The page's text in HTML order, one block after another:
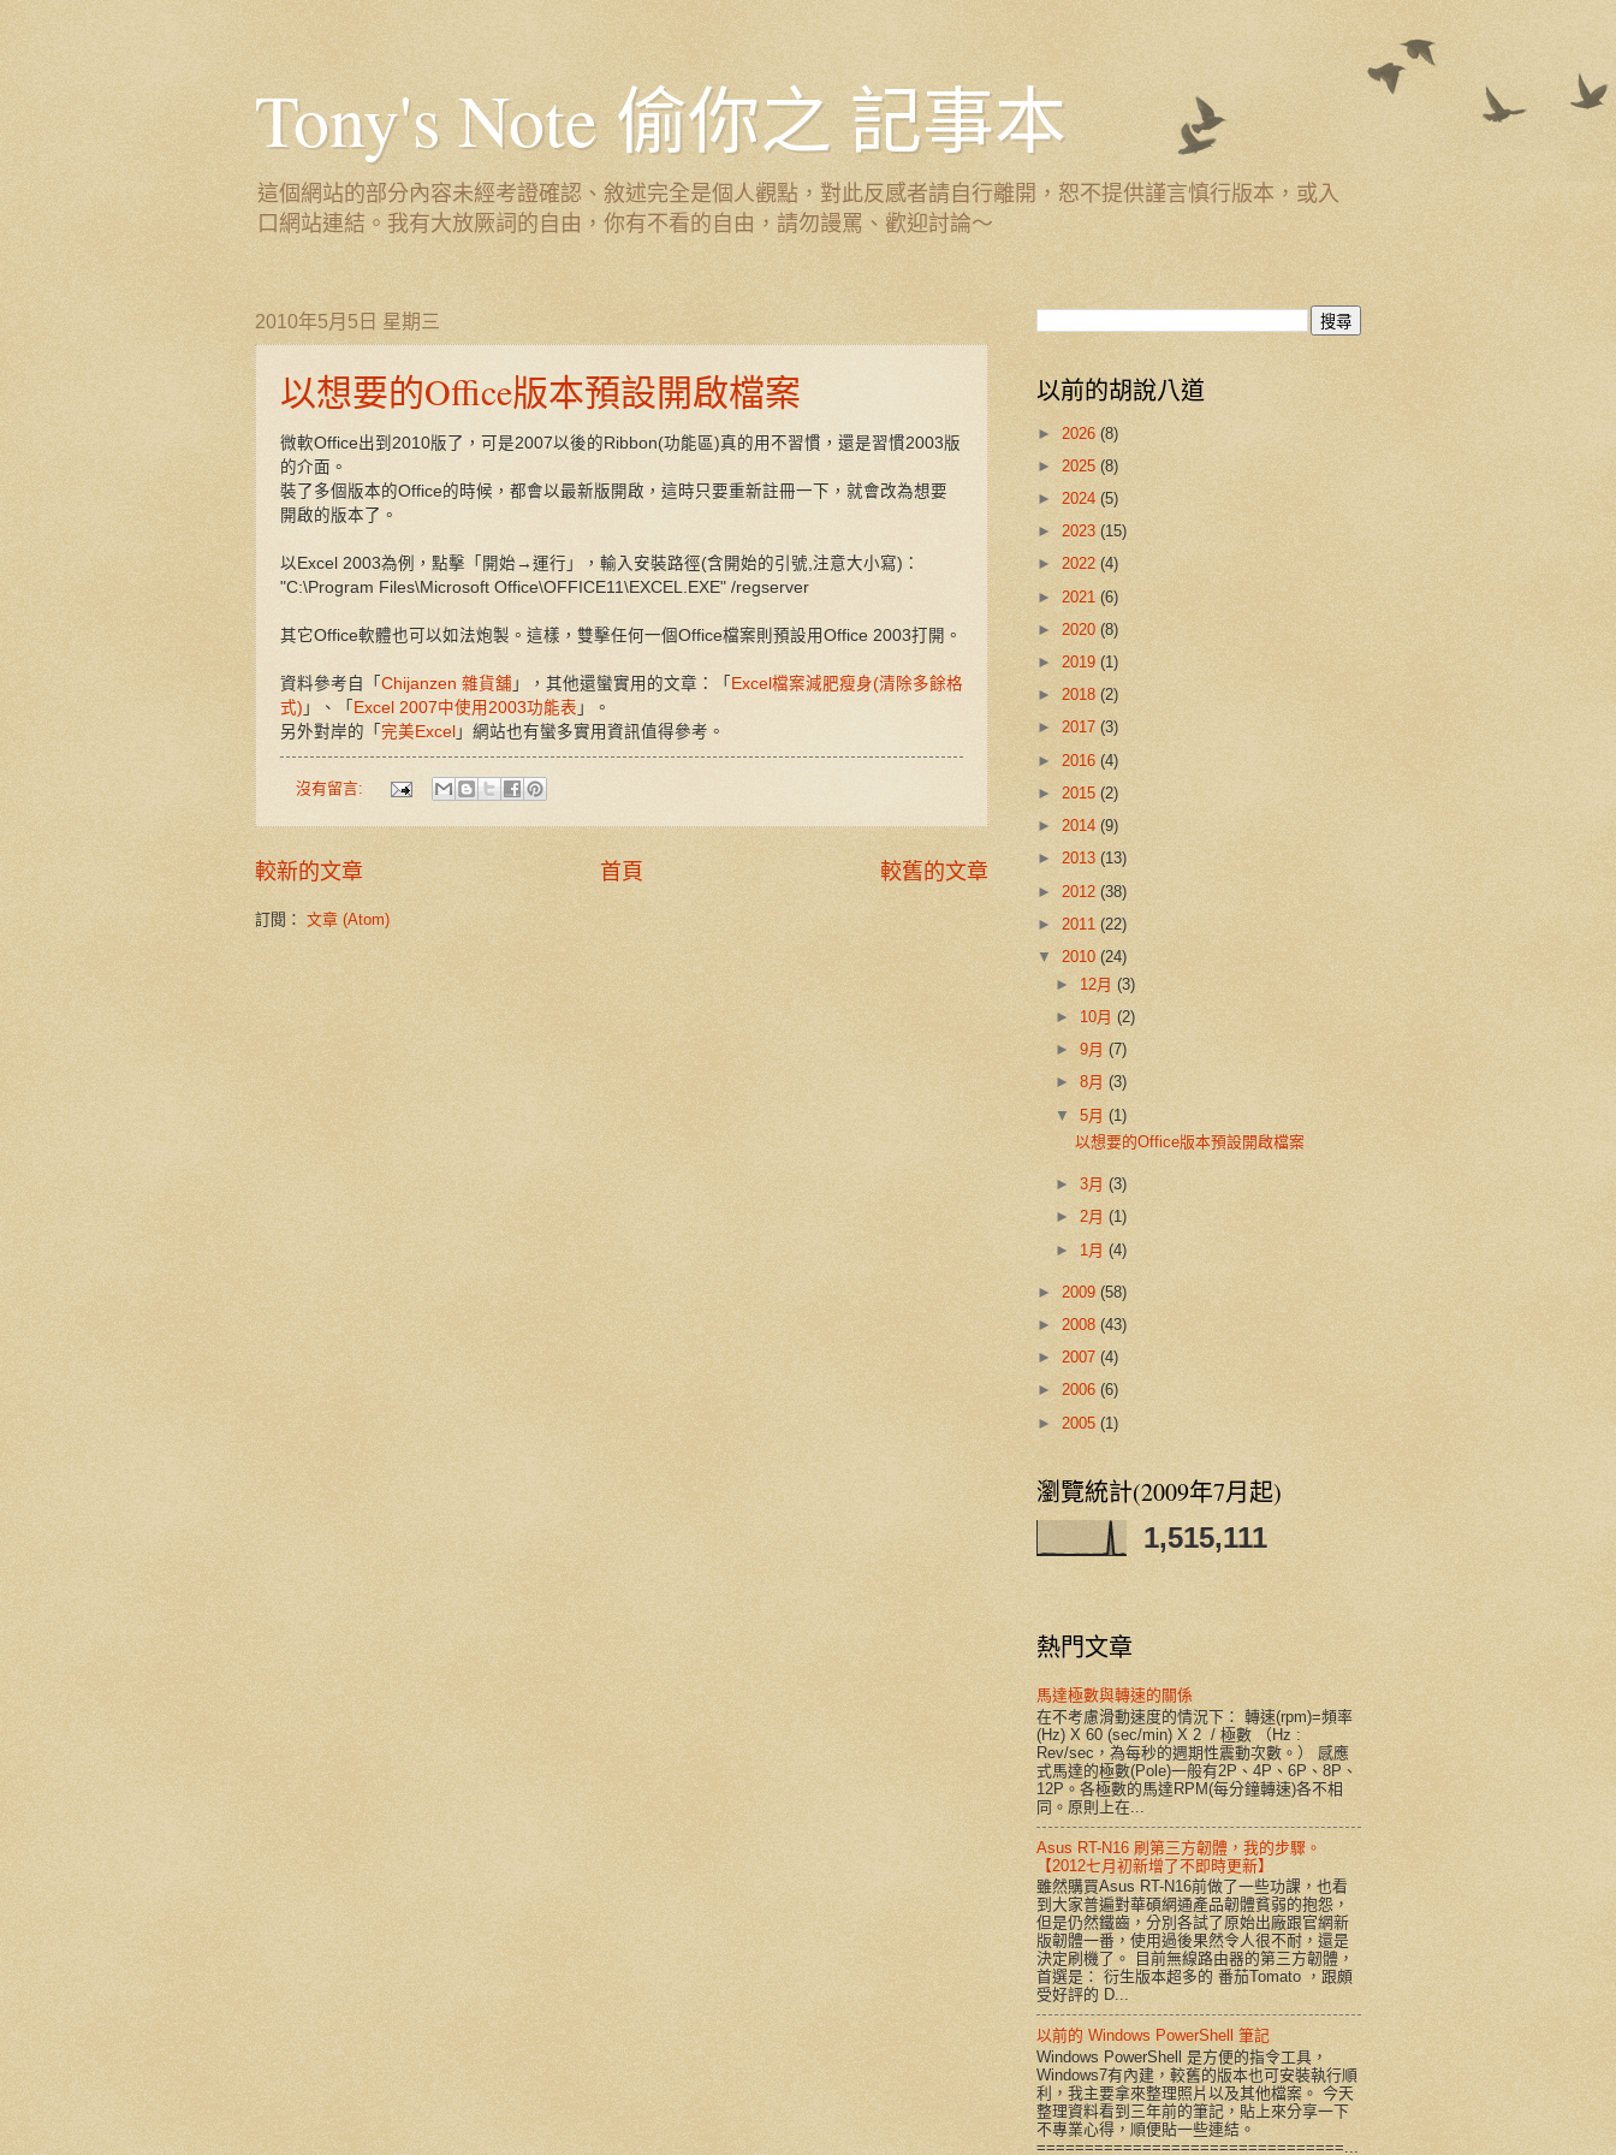
Tony's Note 偷你之 記事本
這個網站的部分內容未經考證確認、敘述完全是個人觀點，對此反感者請自行離開，恕不提供謹言慎行版本，或入
口網站連結。我有大放厥詞的自由，你有不看的自由，請勿謾罵、歡迎討論～
2010年5月5日 星期三
以想要的Office版本預設開啟檔案
微軟Office出到2010版了，可是2007以後的Ribbon(功能區)真的用不習慣，還是習慣2003版
的介面。
裝了多個版本的Office的時候，都會以最新版開啟，這時只要重新註冊一下，就會改為想要
開啟的版本了。
以Excel 2003為例，點擊「開始→運行」，輸入安裝路徑(含開始的引號,注意大小寫)：
"C:\Program Files\Microsoft Office\OFFICE11\EXCEL.EXE" /regserver
其它Office軟體也可以如法炮製。這樣，雙擊任何一個Office檔案則預設用Office 2003打開。
資料參考自「 Chijanzen 雜貨舖 」，其他還蠻實用的文章：「 Excel檔案減肥瘦身(清除多餘格
式) 」、「 Excel 2007中使用2003功能表 」。
另外對岸的「 完美Excel 」網站也有蠻多實用資訊值得參考。
沒有留言:
較新的文章 較舊的文章
首頁
訂閱： 文章 (Atom)
以前的胡說八道
► 2026 (8)
► 2025 (8)
► 2024 (5)
► 2023 (15)
► 2022 (4)
► 2021 (6)
► 2020 (8)
► 2019 (1)
► 2018 (2)
► 2017 (3)
► 2016 (4)
► 2015 (2)
► 2014 (9)
► 2013 (13)
► 2012 (38)
► 2011 (22)
▼ 2010 (24)
► 12月(3)
► 10月(2)
►9月(7)
►8月(3)
▼5月(1)
以想要的Office版本預設開啟檔案
►3月(3)
►2月(1)
► 1月(4)
► 2009 (58)
► 2008 (43)
► 2007 (4)
► 2006 (6)
► 2005 (1)
瀏覽統計(2009年7月起)
1,515,111
熱門文章
馬達極數與轉速的關係
在不考慮滑動速度的情況下： 轉速(rpm)=頻率
(Hz) X 60 (sec/min) X 2 / 極數 （Hz :
Rev/sec，為每秒的週期性震動次數。） 感應
式馬達的極數(Pole)一般有2P、4P、6P、8P、
12P。各極數的馬達RPM(每分鐘轉速)各不相
同。原則上在...
Asus RT-N16 刷第三方韌體，我的步驟。
【2012七月初新增了不即時更新】
雖然購買Asus RT-N16前做了一些功課，也看
到大家普遍對華碩網通產品韌體貧弱的抱怨，
但是仍然鐵齒，分別各試了原始出廠跟官網新
版韌體一番，使用過後果然令人很不耐，還是
決定刷機了。 目前無線路由器的第三方韌體，
首選是： 衍生版本超多的 番茄Tomato ，跟頗
受好評的 D...
以前的 Windows PowerShell 筆記
Windows PowerShell 是方便的指令工具，
Windows7有內建，較舊的版本也可安裝執行順
利，我主要拿來整理照片以及其他檔案。 今天
整理資料看到三年前的筆記，貼上來分享一下
不專業心得，順便貼一些連結。
================================...